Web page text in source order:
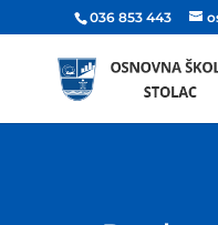
036 853 443